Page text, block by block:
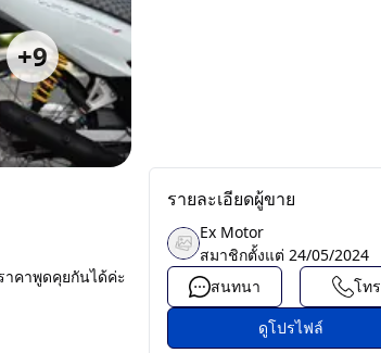
+9
าคาพูดคุยกันได้ค่ะ
รายละเอียดผู้ขาย
Ex Motor
สมาชิกตั้งแต่ 24/05/2024
สนทนา
โทร
ดูโปรไฟล์